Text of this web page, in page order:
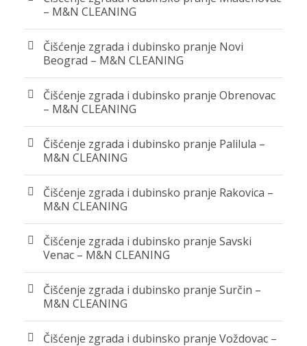
– M&N CLEANING
Čišćenje zgrada i dubinsko pranje Novi
Beograd – M&N CLEANING
Čišćenje zgrada i dubinsko pranje Obrenovac
– M&N CLEANING
Čišćenje zgrada i dubinsko pranje Palilula –
M&N CLEANING
Čišćenje zgrada i dubinsko pranje Rakovica –
M&N CLEANING
Čišćenje zgrada i dubinsko pranje Savski
Venac – M&N CLEANING
Čišćenje zgrada i dubinsko pranje Surčin –
M&N CLEANING
Čišćenje zgrada i dubinsko pranje Voždovac –